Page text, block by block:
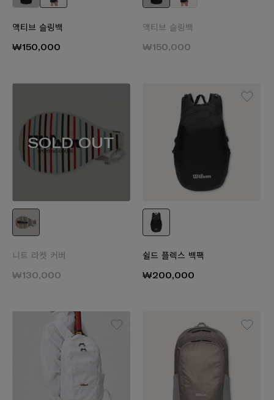
액티브 슬링백
₩150,000
액티브 슬링백
₩150,000
SOLD OUT
니트 라켓 커버
₩130,000
쉴드 플렉스 백팩
₩200,000